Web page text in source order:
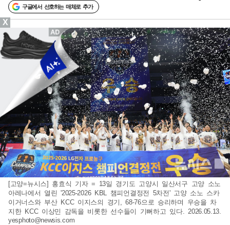
구글에서 선호하는 매체로 추가
[고양=뉴시스] 홍효식 기자 = 13일 경기도 고양시 일산서구 고양 소노
아레나에서 열린 '2025-2026 KBL 챔피언결정전 5차전' 고양 소노 스카
이거너스와 부산 KCC 이지스의 경기, 68-76으로 승리하며 우승을 차
지한 KCC 이상민 감독을 비롯한 선수들이 기뻐하고 있다. 2026.05.13.
yesphoto@newsis.com
X